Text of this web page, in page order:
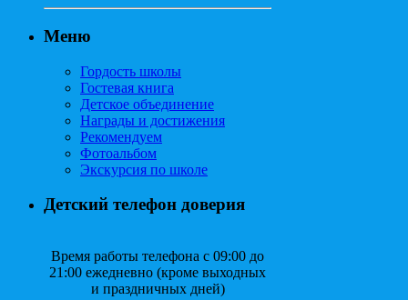
Меню
Гордость школы
Гостевая книга
Детское объединение
Награды и достижения
Рекомендуем
Фотоальбом
Экскурсия по школе
Детский телефон доверия
Время работы телефона с 09:00 до
21:00 ежедневно (кроме выходных
и праздничных дней)